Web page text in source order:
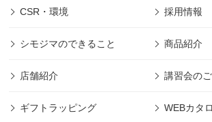
CSR・環境 採用情報
シモジマのできること 商品紹介
店舗紹介 講習会の
ギフトラッピング WEBカタ